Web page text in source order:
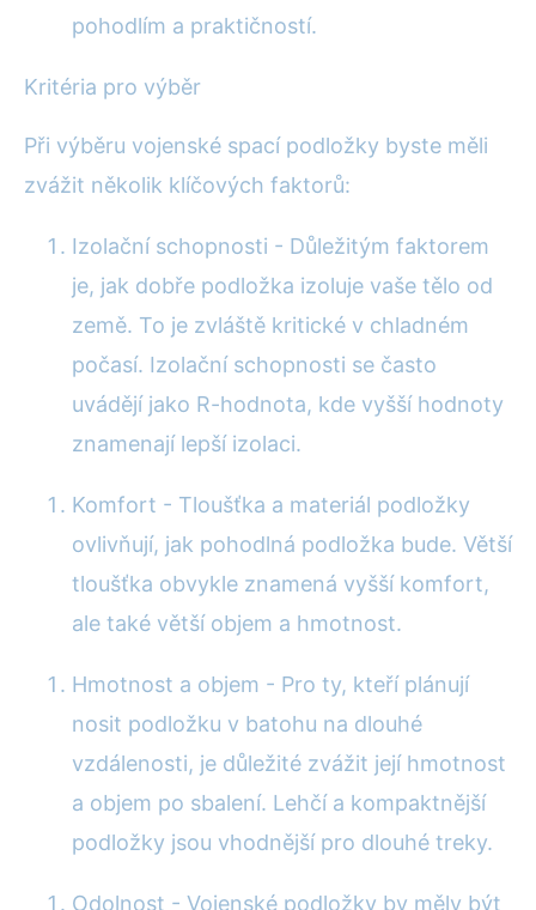
pohodlím a praktičností.
Kritéria pro výběr
Při výběru vojenské spací podložky byste měli
zvážit několik klíčových faktorů:
Izolační schopnosti - Důležitým faktorem
je, jak dobře podložka izoluje vaše tělo od
země. To je zvláště kritické v chladném
počasí. Izolační schopnosti se často
uvádějí jako R-hodnota, kde vyšší hodnoty
znamenají lepší izolaci.
Komfort - Tloušťka a materiál podložky
ovlivňují, jak pohodlná podložka bude. Větší
tloušťka obvykle znamená vyšší komfort,
ale také větší objem a hmotnost.
Hmotnost a objem - Pro ty, kteří plánují
nosit podložku v batohu na dlouhé
vzdálenosti, je důležité zvážit její hmotnost
a objem po sbalení. Lehčí a kompaktnější
podložky jsou vhodnější pro dlouhé treky.
Odolnost - Vojenské podložky by měly být